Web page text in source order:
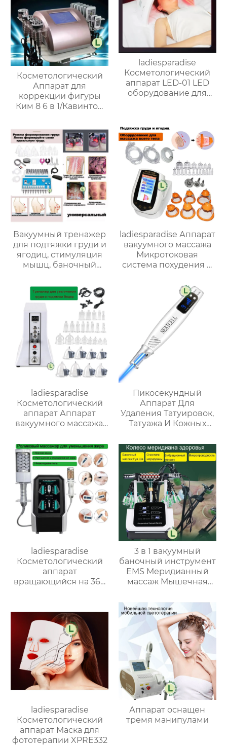
Косметологический
Аппарат для
коррекции фигуры
Ким 8 6 в 1/Кавинтон
Омолаживающий,
уменьшающий жир
массаж для всего тела
ladiesparadise
Косметологический
аппарат LED-01 LED
оборудование для
Вакуумный тренажер
для подтяжки груди и
ягодиц, стимуляция
мышц, баночный
массажное
оборудование KYD-
ladiesparadise Аппарат
вакуумного массажа
Микротоковая
система похудения и
массажер для
увеличения груди
ladiesparadise
Косметологический
аппарат Аппарат
вакуумного массажа,
Массажная подтяжка
груди и ягодиц FX-029
Пикосекундный
Аппарат Для
Удаления Татуировок,
Татуажа И Кожных
лазер)
ladiesparadise
Косметологический
аппарат
вращающийся на 360
антицеллюлитного
массажа
9D,Облегчите боль в
теле, расслабьте
мышцы, сбросьте вес
FK-15
3 в 1 вакуумный
баночный инструмент
EMS Меридианный
массаж Мышечная
Электрические
роликовые шарики
MY-E02
ladiesparadise
Косметологический
аппарат Маска для
фототерапии XPRE332
Аппарат оснащен
тремя манипулами